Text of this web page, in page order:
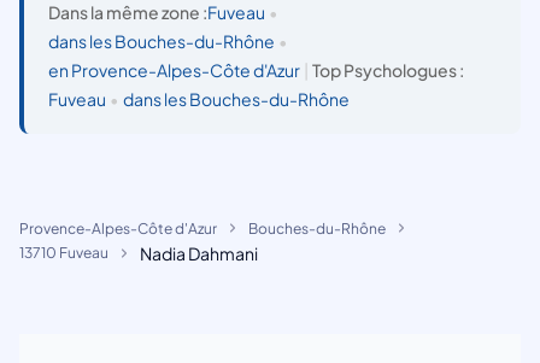
Dans la même zone :Fuveau •
dans les Bouches-du-Rhône •
en Provence-Alpes-Côte d'Azur
Top Psychologues :
Fuveau • dans les Bouches-du-Rhône
Provence-Alpes-Côte d'Azur
Bouches-du-Rhône
13710 Fuveau
Nadia Dahmani